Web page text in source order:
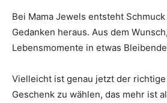
Bei Mama Jewels entsteht
Gedanken heraus. Aus dem
Lebensmomente in etwas
Vielleicht ist genau jetzt der
Geschenk zu wählen, das mehr ist